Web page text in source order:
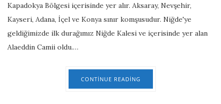
Kapadokya Bölgesi içerisinde yer alır. Aksaray, Nevşehir,
Kayseri, Adana, İçel ve Konya sınır komşusudur. Niğde'ye
geldiğimizde ilk durağımız Niğde Kalesi ve içerisinde yer alan
Alaeddin Camii oldu.…
CONTINUE READING